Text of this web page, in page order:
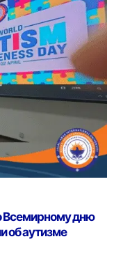
Всемирному дню
об аутизме